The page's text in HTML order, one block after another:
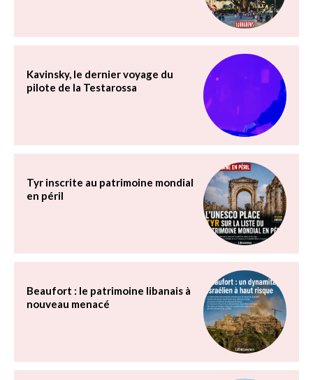
Kavinsky, le dernier voyage du
pilote de la Testarossa
Tyr inscrite au patrimoine mondial
en péril
Beaufort : le patrimoine libanais à
nouveau menacé